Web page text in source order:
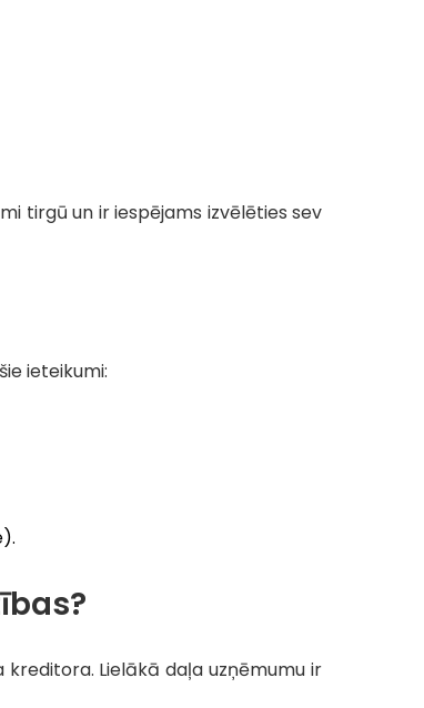
tirgū un ir iespējams izvēlēties sev
ieteikumi:
Lielākā daļa uzņēmumu ir